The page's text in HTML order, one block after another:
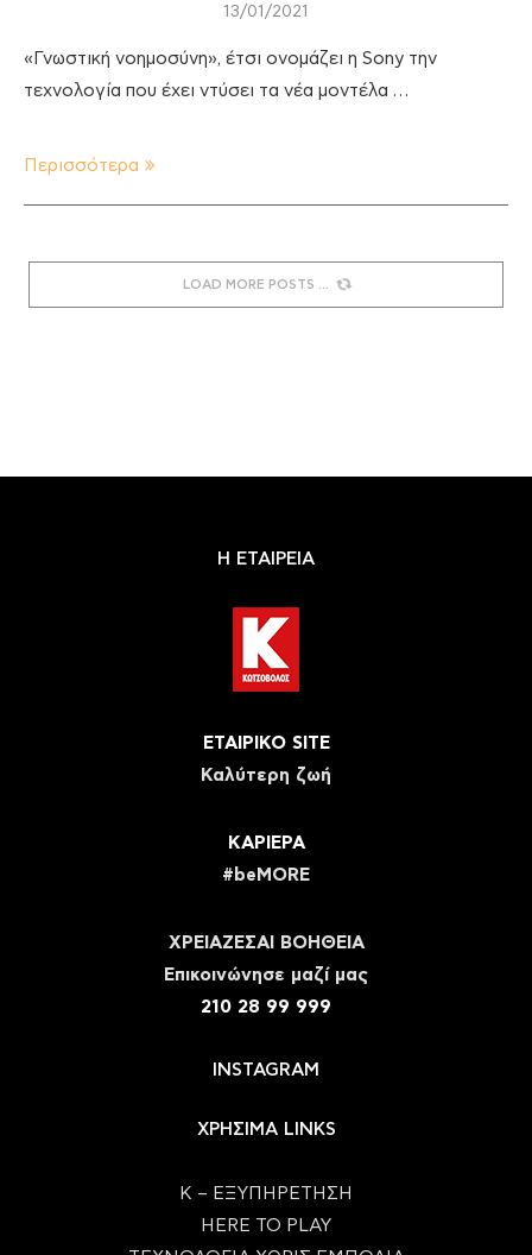
13/01/2021
«Γνωστική νοημοσύνη», έτσι ονομάζει η Sony την
τεχνολογία που έχει ντύσει τα νέα μοντέλα …
Περισσότερα
LOAD MORE POSTS
Η ΕΤΑΙΡΕΙΑ
ΕΤΑΙΡΙΚΟ SITE
Καλύτερη ζωή
ΚΑΡΙΕΡΑ
#beMORE
ΧΡΕΙΑΖΕΣΑΙ ΒΟΗΘΕΙΑ
Eπικοινώνησε μαζί μας
210 28 99 999
INSTAGRAM
ΧΡΗΣΙΜΑ LINKS
Κ – ΕΞΥΠΗΡΕΤΗΣΗ
HERE TO PLAY